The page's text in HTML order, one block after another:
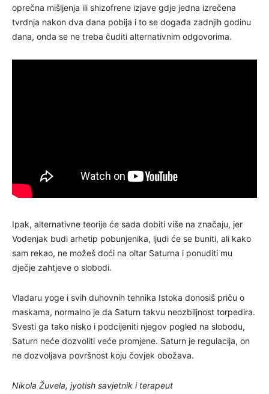
oprečna mišljenja ili shizofrene izjave gdje jedna izrečena
tvrdnja nakon dva dana pobija i to se događa zadnjih godinu
dana, onda se ne treba čuditi alternativnim odgovorima.
Ipak, alternativne teorije će sada dobiti više na značaju, jer
Vodenjak budi arhetip pobunjenika, ljudi će se buniti, ali kako
sam rekao, ne možeš doći na oltar Saturna i ponuditi mu
dječje zahtjeve o slobodi.
Vladaru yoge i svih duhovnih tehnika Istoka donosiš priču o
maskama, normalno je da Saturn takvu neozbiljnost torpedira.
Svesti ga tako nisko i podcijeniti njegov pogled na slobodu,
Saturn neće dozvoliti veće promjene. Saturn je regulacija, on
ne dozvoljava površnost koju čovjek obožava.
Nikola Žuvela, jyotish savjetnik i terapeut